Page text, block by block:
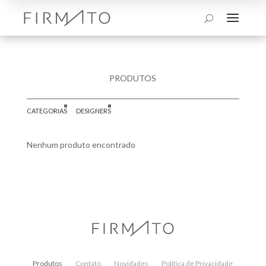
U a
PRODUTOS
CATEGORIAS DESIGNERS
Nenhum produto encontrado
Produtos Contato Novidades
Política de Privacidade